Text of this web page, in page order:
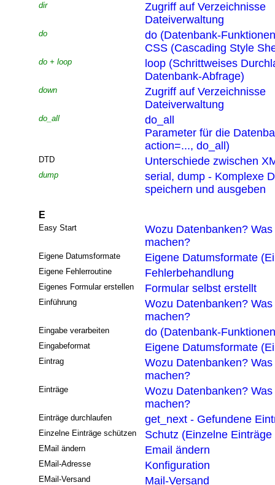
dir
Zugriff auf Verzeichnisse
Dateiverwaltung
do
do (Datenbank-
CSS (Cascading Style
do + loop
loop (Schrittweises
Datenbank-Abfrage)
down
Zugriff auf Verzeichnisse
Dateiverwaltung
do_all
do_all
Parameter für die
action=..., do_all)
DTD Unterschiede zwischen
dump
serial, dump - Komplexe
speichern und ausgeben
E
Easy Start
Wozu Datenbanken?
machen?
Eigene Datumsformate Eigene Datumsformate
Eigene Fehlerroutine Fehlerbehandlung
Eigenes Formular erstellen Formular selbst erstellt
Einführung
Wozu Datenbanken?
machen?
Eingabe verarbeiten do (Datenbank-
Eingabeformat Eigene Datumsformate
Eintrag
Wozu Datenbanken?
machen?
Einträge
Wozu Datenbanken?
machen?
Einträge durchlaufen get_next - Gefundene
Einzelne Einträge schützen Schutz (Einzelne
EMail ändern Email ändern
EMail-Adresse Konfiguration
EMail-Versand Mail-Versand